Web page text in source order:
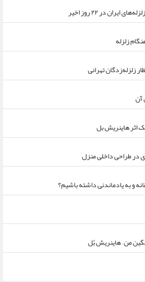
ایران در ۲۲ روز اخیر
زلزله
زلزله‌زدگان تهرانی
اثر هاینریش بل
در طراحی داخلی منزل
و به یادماندنی داشته باشیم؟
من – هاینریش بُل